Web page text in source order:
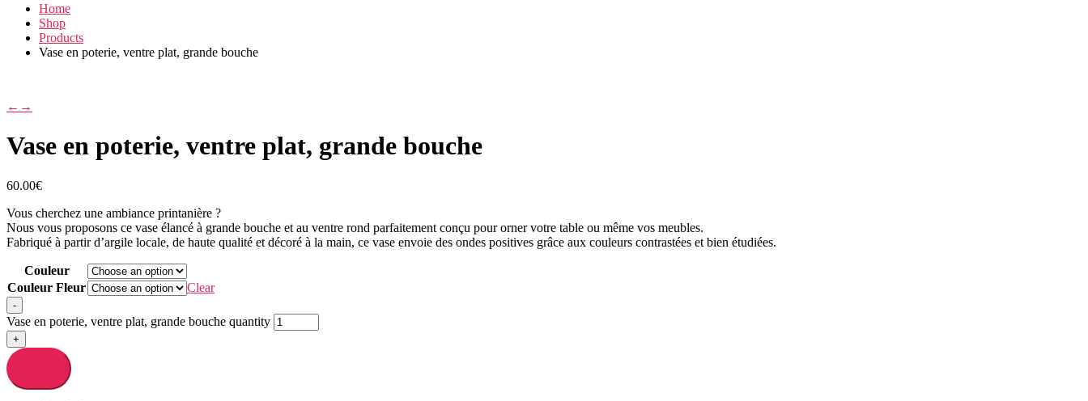
Home
Shop
Products
Vase en poterie, ventre plat, grande bouche
← →
Vase en poterie, ventre plat, grande bouche
60.00€
Vous cherchez une ambiance printanière ?
Nous vous proposons ce vase élancé à grande bouche et au ventre rond parfaitement conçu pour orner votre table ou même vos meubles.
Fabriqué à partir d’argile locale, de haute qualité et décoré à la main, ce vase envoie des ondes positives grâce aux couleurs contrastées et bien étudiées.
Couleur
Couleur Fleur
Clear
-
Vase en poterie, ventre plat, grande bouche quantity
+